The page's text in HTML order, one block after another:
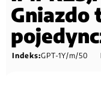
Gniazdo
Indeks:GPT-1Y/m/50